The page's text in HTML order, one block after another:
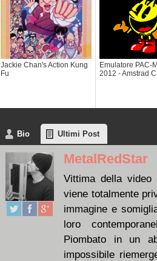
Jackie Chan's Action Kung
Fu
Emulatore PAC-
2012 - Amstrad
Bio Ultimi Post
MetalRedStar
Vittima della video
viene totalmente
immagine e
loro
Piombato in un
impossibile